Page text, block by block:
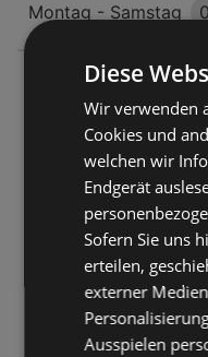
Montag - Samstag
INTERSPAR
6130 Schwaz
ANGEBOTE: 0
FLUGBLÄTTER: 0
ENTFERNUNG: 159,7 km
Geschlossen
Montag - Samstag
Diese
Wir verwenden
Cookies und
welchen wir
Endgerät
Sofern Sie uns
erteilen,
externer
Ausspielen